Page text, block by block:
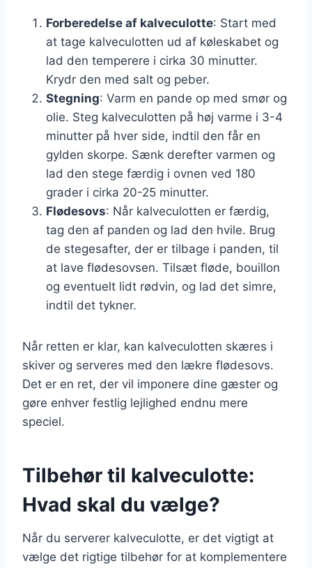
Forberedelse af kalveculotte: Start med
at tage kalveculotten ud af køleskabet og
lad den temperere i cirka 30 minutter.
Krydr den med salt og peber.
Stegning: Varm en pande op med smør og
olie. Steg kalveculotten på høj varme i 3-4
minutter på hver side, indtil den får en
gylden skorpe. Sænk derefter varmen og
lad den stege færdig i ovnen ved 180
grader i cirka 20-25 minutter.
Flødesovs: Når kalveculotten er færdig,
tag den af panden og lad den hvile. Brug
de stegesafter, der er tilbage i panden, til
at lave flødesovsen. Tilsæt fløde, bouillon
og eventuelt lidt rødvin, og lad det simre,
indtil det tykner.
Når retten er klar, kan kalveculotten skæres i
skiver og serveres med den lækre flødesovs.
Det er en ret, der vil imponere dine gæster og
gøre enhver festlig lejlighed endnu mere
speciel.
Tilbehør til kalveculotte:
Hvad skal du vælge?
Når du serverer kalveculotte, er det vigtigt at
vælge det rigtige tilbehør for at komplementere